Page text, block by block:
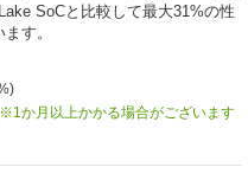
SoCと比較して最大31%の性
す。
か月以上かかる場合がございます